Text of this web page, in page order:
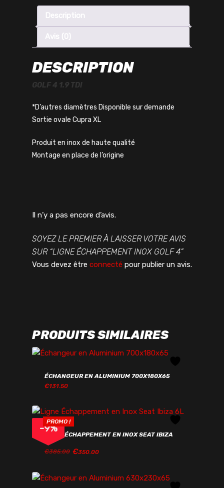
Description
Avis (0)
DESCRIPTION
GOLF 4 1.9 TDI
*D’autres diamètres Disponible sur demande
Sortie ovale Cupra XL
Produit en inox de haute qualité
Montage en place de l’origine
Il n’y a pas encore d’avis.
SOYEZ LE PREMIER À LAISSER VOTRE AVIS
SUR “LIGNE ÉCHAPPEMENT INOX GOLF 4”
Vous devez être connecté pour publier un avis.
PRODUITS SIMILAIRES
ÉCHANGEUR EN ALUMINIUM 700X180X65
€131.50
PROMO !
-9%
LIGNE ÉCHAPPEMENT EN INOX SEAT IBIZA
€385.00
LE
€385.00.
€350.00
LE
€350.00.
PRIX
INITIAL
PRIX
ACTUEL